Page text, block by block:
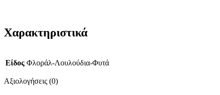
Χαρακτηριστικά
Είδος Φλοράλ-Λουλούδια-Φυτά
Αξιολογήσεις (0)